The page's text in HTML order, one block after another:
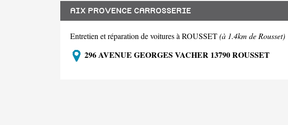
AIX PROVENCE CARROSSERIE
Entretien et réparation de voitures à ROUSSET(à 1.4km de Rousset)
296 AVENUE GEORGES VACHER 13790 ROUSSET